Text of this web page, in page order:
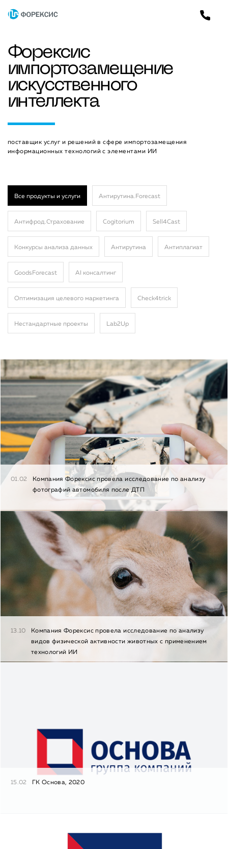
Форексис
импортозамещение
искусственного
интеллекта
поставщик услуг и решений в сфере импортозамещения
информационных технологий с элементами ИИ
Все продукты и услуги Антирутина.Forecast
Антифрод.Страхование Cogitorium Sell4Cast
Конкурсы анализа данных Антирутина Антиплагиат
GoodsForecast AI консалтинг
Оптимизация целевого маркетинга Сheck4trick
Нестандартные проекты Lab2Up
01.02
Компания Форексис провела исследование по анализу
фотографий автомобиля после ДТП
13.10
Компания Форексис провела исследование по анализу
видов физической активности животных с применением
технологий ИИ
15.02 ГК Основа, 2020